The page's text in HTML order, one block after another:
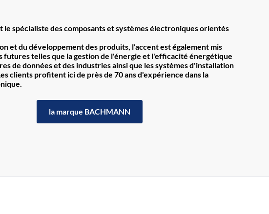
le spécialiste des composants et systèmes électroniques orientés
et du développement des produits, l'accent est également mis
futures telles que la gestion de l'énergie et l'efficacité énergétique
de données et des industries ainsi que les systèmes d'installation
clients profitent ici de près de 70 ans d'expérience dans la
la marque BACHMANN